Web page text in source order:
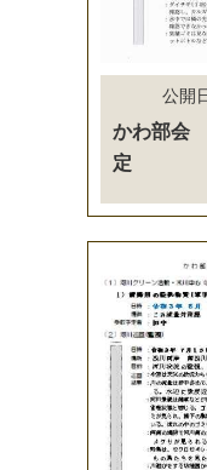
公開
かわ部会
定